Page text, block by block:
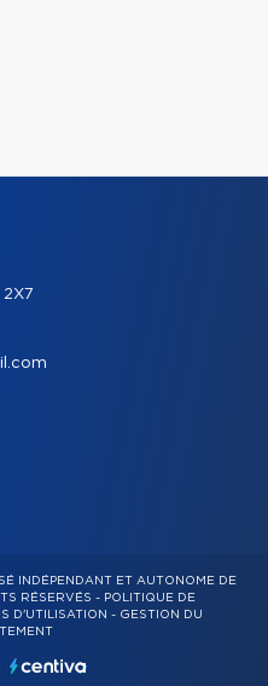
INDÉPENDANT ET AUTONOME DE
RÉSERVÉS - POLITIQUE DE
D'UTILISATION - GESTION DU